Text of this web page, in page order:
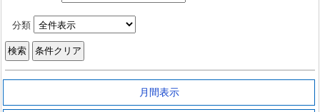
分類
月間表示